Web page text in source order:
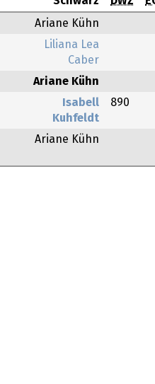
Ariane Kühn
Liliana Lea
Caber
Ariane Kühn
Isabell
Kuhfeldt
890
Ariane Kühn